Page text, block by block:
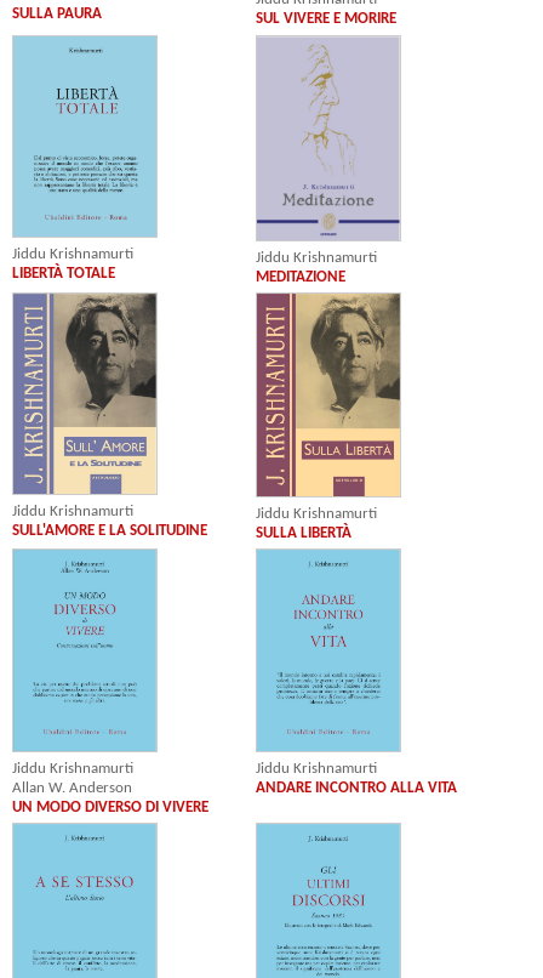
SULLA PAURA
SUL VIVERE E MORIRE
Jiddu Krishnamurti
LIBERTÀ TOTALE
Jiddu Krishnamurti
MEDITAZIONE
Jiddu Krishnamurti
SULL'AMORE E LA SOLITUDINE
Jiddu Krishnamurti
SULLA LIBERTÀ
Jiddu Krishnamurti
Allan W. Anderson
UN MODO DIVERSO DI VIVERE
Jiddu Krishnamurti
ANDARE INCONTRO ALLA VITA